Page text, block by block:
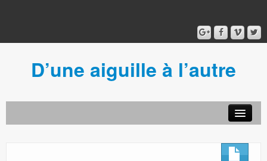
D’une aiguille à l’autre